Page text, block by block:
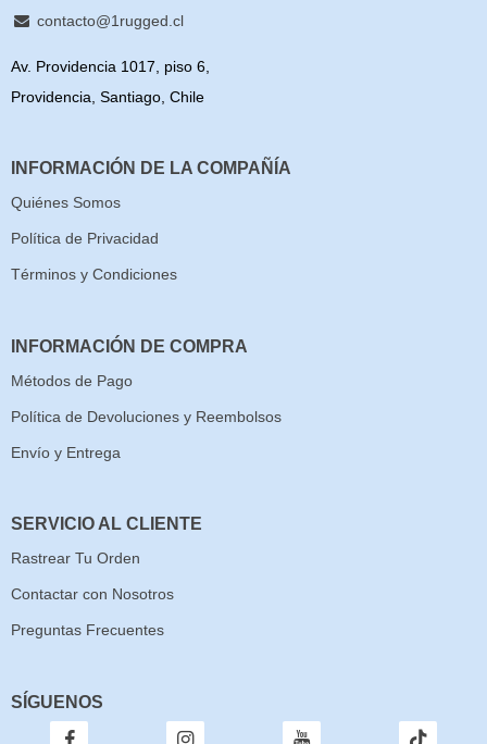
contacto@1rugged.cl
Av. Providencia 1017, piso 6,
Providencia, Santiago, Chile
INFORMACIÓN DE LA COMPAÑÍA
Quiénes Somos
Política de Privacidad
Términos y Condiciones
INFORMACIÓN DE COMPRA
Métodos de Pago
Política de Devoluciones y Reembolsos
Envío y Entrega
SERVICIO AL CLIENTE
Rastrear Tu Orden
Contactar con Nosotros
Preguntas Frecuentes
SÍGUENOS